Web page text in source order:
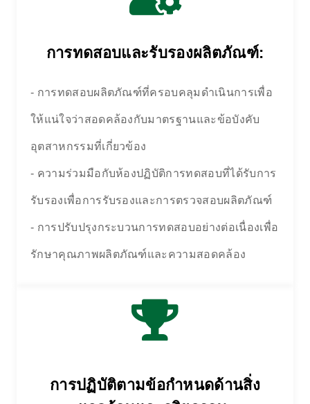
การทดสอบและรับรองผลิตภัณฑ์:
- การทดสอบผลิตภัณฑ์ที่ครอบคลุมดำเนินการเพื่อ
ให้แน่ใจว่าสอดคล้องกับมาตรฐานและข้อบังคับ
อุตสาหกรรมที่เกี่ยวข้อง
- ความร่วมมือกับห้องปฏิบัติการทดสอบที่ได้รับการ
รับรองเพื่อการรับรองและการตรวจสอบผลิตภัณฑ์
- การปรับปรุงกระบวนการทดสอบอย่างต่อเนื่องเพื่อ
รักษาคุณภาพผลิตภัณฑ์และความสอดคล้อง
การปฏิบัติตามข้อกำหนดด้านสิ่ง